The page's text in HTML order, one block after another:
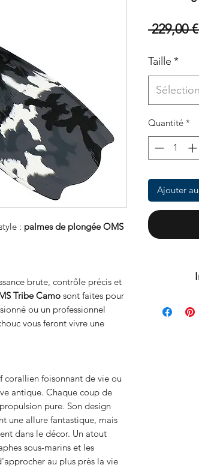
: palmes de plongée OMS
brute, contrôle précis et
Tribe Camo sont faites pour
ou un professionnel
vous feront vivre une
corallien foisonnant de vie ou
antique. Chaque coup de
pure. Son design
une allure fantastique, mais
dans le décor. Un atout
sous-marins et les
au plus près la vie
229,00
Taille *
Quantité *
Ajouter